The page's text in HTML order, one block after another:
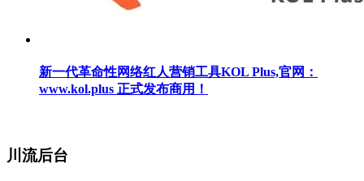
新一代革命性网络红人营销工具KOL Plus,官网：
www.kol.plus 正式发布商用！
川流后台